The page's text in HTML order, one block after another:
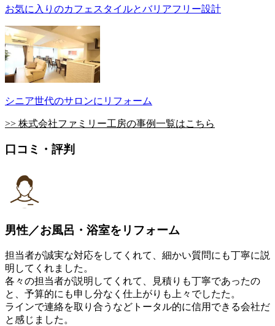
お気に入りのカフェスタイルとバリアフリー設計
シニア世代のサロンにリフォーム
>> 株式会社ファミリー工房の事例一覧はこちら
口コミ・評判
男性／お風呂・浴室をリフォーム
担当者が誠実な対応をしてくれて、細かい質問にも丁寧に説
明してくれました。
各々の担当者が説明してくれて、見積りも丁寧であったの
と、予算的にも申し分なく仕上がりも上々でしたた。
ラインで連絡を取り合うなどトータル的に信用できる会社だ
と感じました。